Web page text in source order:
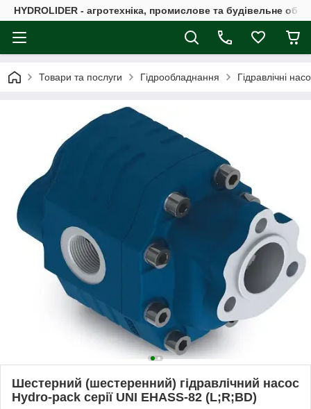
HYDROLIDER - агротехніка, промислове та будівельне
Товари та послуги Гідрообладнання Гідравлічні
Шестерний (шестеренний) гідравлічний насос
Hydro-pack серії UNI EHASS-82 (L;R;BD)